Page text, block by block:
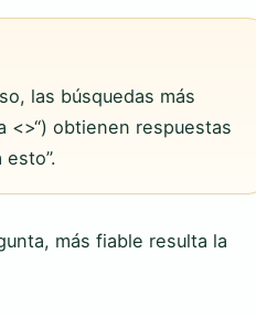
las búsquedas más
<>“) obtienen respuestas
más fiable resulta la